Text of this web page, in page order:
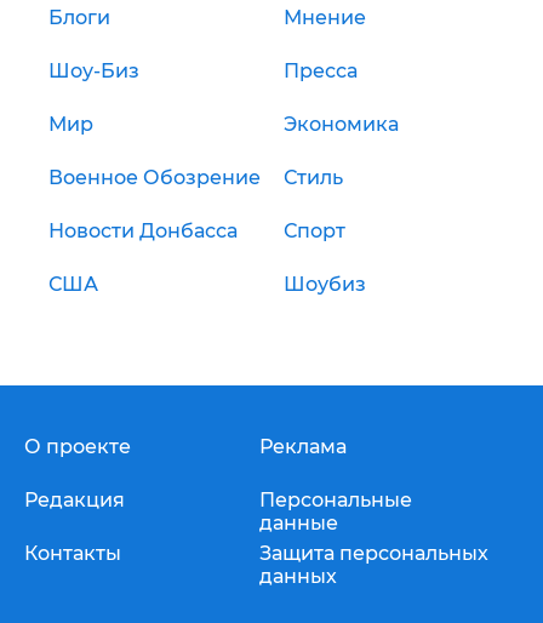
Блоги Мнение
Шоу-Биз Пресса
Мир Экономика
Военное Обозрение Стиль
Новости Донбасса Спорт
США Шоубиз
О проекте
Редакция
Контакты
Реклама
Персональные
данные
Защита персональных
данных